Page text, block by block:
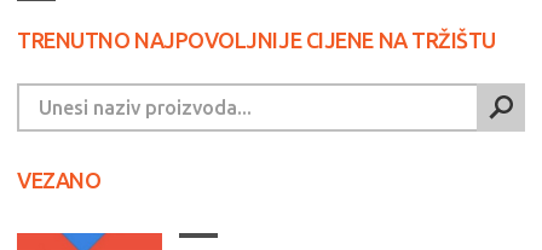
TRENUTNO NAJPOVOLJNIJE CIJENE NA TRŽIŠTU
VEZANO